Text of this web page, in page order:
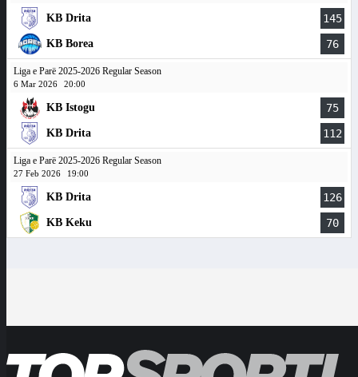
KB Drita 145
KB Borea 76
Liga e Parë 2025-2026 Regular Season
6 Mar 2026 20:00
KB Istogu 75
KB Drita 112
Liga e Parë 2025-2026 Regular Season
27 Feb 2026 19:00
KB Drita 126
KB Keku 70